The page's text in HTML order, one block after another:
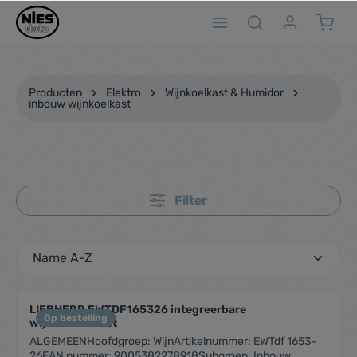
Producten Elektro
Wijnkoelkast & Humidor
inbouw wijnkoelkast
Filter
Op bestelling
LIEBHERR EWTDF165326 integreerbare
wijnklimaatkast
ALGEMEENHoofdgroep: WijnArtikelnummer: EWTdf 1653-